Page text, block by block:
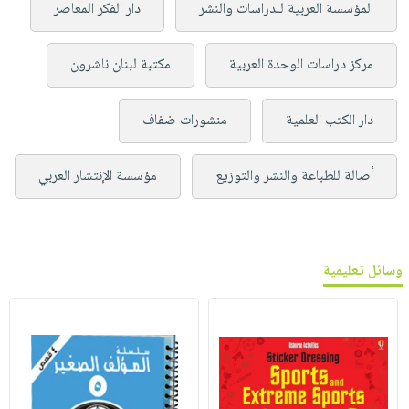
المؤسسة العربية للدراسات والنشر دار الفكر المعاصر
مركز دراسات الوحدة العربية مكتبة لبنان ناشرون
دار الكتب العلمية منشورات ضفاف
أصالة للطباعة والنشر والتوزيع مؤسسة الإنتشار العربي
وسائل تعليمية